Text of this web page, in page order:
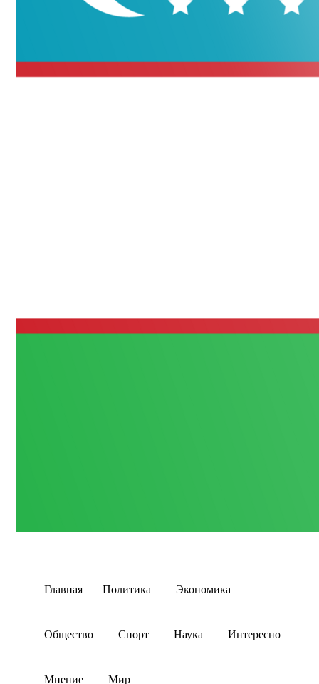
Главная Политика Экономика
Общество Спорт Наука Интересно
Мнение Мир